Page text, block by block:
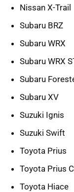
Nissan X-Trail
Subaru BRZ
Subaru WRX
Subaru WRX
Subaru
Subaru XV
Suzuki Ignis
Suzuki Swift
Toyota Prius
Toyota Prius C
Toyota Hiace